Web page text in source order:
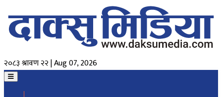
२०८३ श्रावण २२ | Aug 07, 2026